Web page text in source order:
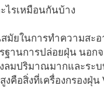
ไรเหมือนกันบ้าง
มัยในการทำความสะ
ฐานการปล่อยฝุ่น นอก
ลมปริมาณมากและระ
คือสิ่งที่เครื่องกรองฝุ่น